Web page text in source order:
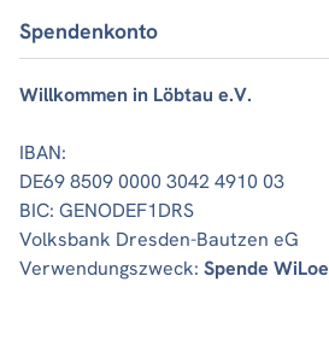
Spendenkonto
Willkommen in Löbtau e.V.
IBAN:
DE69 8509 0000 3042 4910 03
BIC: GENODEF1DRS
Volksbank Dresden-Bautzen eG
Verwendungszweck: Spende WiLoe